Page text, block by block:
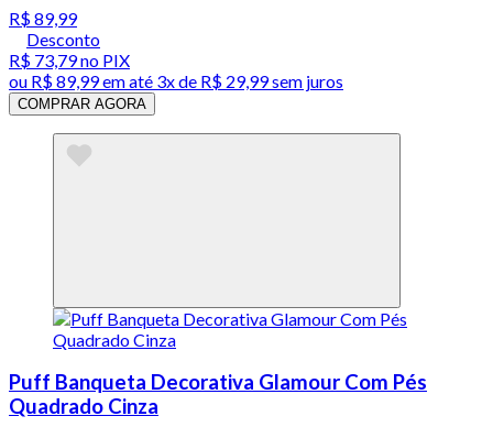
R$ 89,99
Desconto
R$ 73,79no PIX
ou R$ 89,99em até 3x de R$ 29,99 sem juros
COMPRAR AGORA
Puff Banqueta Decorativa Glamour Com Pés
Quadrado Cinza